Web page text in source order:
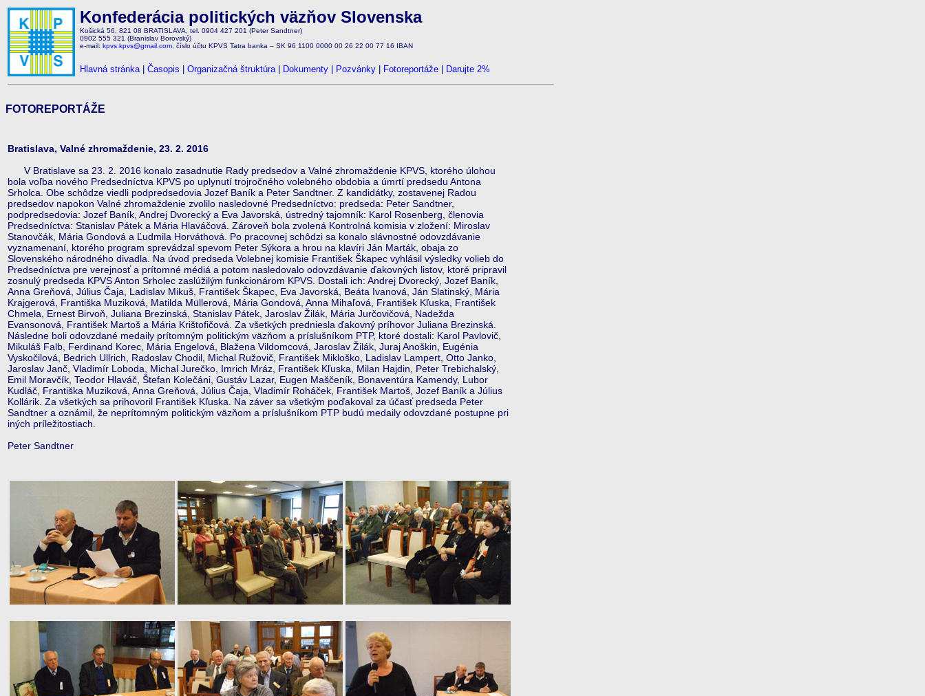
Konfederácia politických väzňov Slovenska
Košická 56, 821 08 BRATISLAVA, tel. 0904 427 201 (Peter Sandtner)
0902 555 321 (Branislav Borovský)
e-mail: kpvs.kpvs@gmail.com , číslo účtu KPVS Tatra banka – SK 96 1100 0000 00 26 22 00 77 16 IBAN
Hlavná stránka| Časopis Organizačná štruktúra| Dokumenty Pozvánky Fotoreportáže Darujte 2%
FOTOREPORTÁŽE
Bratislava, Valné zhromaždenie, 23. 2. 2016
V Bratislave sa 23. 2. 2016 konalo zasadnutie Rady predsedov a Valné zhromaždenie KPVS, ktorého úlohou
bola voľba nového Predsedníctva KPVS po uplynutí trojročného volebného obdobia a úmrtí predsedu Antona
Srholca. Obe schôdze viedli podpredsedovia Jozef Baník a Peter Sandtner. Z kandidátky, zostavenej Radou
predsedov napokon Valné zhromaždenie zvolilo nasledovné Predsedníctvo: predseda: Peter Sandtner,
podpredsedovia: Jozef Baník, Andrej Dvorecký a Eva Javorská, ústredný tajomník: Karol Rosenberg, členovia
Predsedníctva: Stanislav Pátek a Mária Hlaváčová. Zároveň bola zvolená Kontrolná komisia v zložení: Miroslav
Stanovčák, Mária Gondová a Ľudmila Horváthová. Po pracovnej schôdzi sa konalo slávnostné odovzdávanie
vyznamenaní, ktorého program sprevádzal spevom Peter Sýkora a hrou na klavíri Ján Marták, obaja zo
Slovenského národného divadla. Na úvod predseda Volebnej komisie František Škapec vyhlásil výsledky volieb do
Predsedníctva pre verejnosť a prítomné médiá a potom nasledovalo odovzdávanie ďakovných listov, ktoré pripravil
zosnulý predseda KPVS Anton Srholec zaslúžilým funkcionárom KPVS. Dostali ich: Andrej Dvorecký, Jozef Baník,
Anna Greňová, Július Čaja, Ladislav Mikuš, František Škapec, Eva Javorská, Beáta Ivanová, Ján Slatinský, Mária
Krajgerová, Františka Muziková, Matilda Müllerová, Mária Gondová, Anna Mihaľová, František Kľuska, František
Chmela, Ernest Birvoň, Juliana Brezinská, Stanislav Pátek, Jaroslav Žilák, Mária Jurčovičová, Nadežda
Evansonová, František Martoš a Mária Krištofičová. Za všetkých predniesla ďakovný príhovor Juliana Brezinská.
Následne boli odovzdané medaily prítomným politickým väzňom a príslušníkom PTP, ktoré dostali: Karol Pavlovič,
Mikuláš Falb, Ferdinand Korec, Mária Engelová, Blažena Vildomcová, Jaroslav Žilák, Juraj Anoškin, Eugénia
Vyskočilová, Bedrich Ullrich, Radoslav Chodil, Michal Ružovič, František Mikloško, Ladislav Lampert, Otto Janko,
Jaroslav Janč, Vladimír Loboda, Michal Jurečko, Imrich Mráz, František Kľuska, Milan Hajdin, Peter Trebichalský,
Emil Moravčík, Teodor Hlaváč, Štefan Kolečáni, Gustáv Lazar, Eugen Maščeník, Bonaventúra Kamendy, Lubor
Kudláč, Františka Muziková, Anna Greňová, Július Čaja, Vladimír Roháček, František Martoš, Jozef Baník a Július
Kollárik. Za všetkých sa prihovoril František Kľuska. Na záver sa všetkým poďakoval za účasť predseda Peter
Sandtner a oznámil, že neprítomným politickým väzňom a príslušníkom PTP budú medaily odovzdané postupne pri
iných príležitostiach.
Peter Sandtner